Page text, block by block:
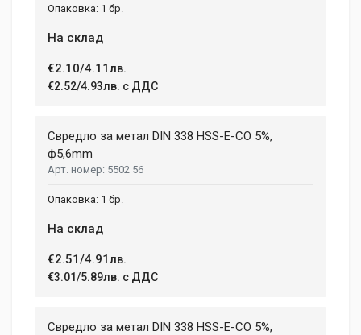
1 бр.
На склад
€2.10/4.11лв.
€2.52/4.93лв. с ДДС
Свредло за метал DIN 338 HSS-E-CO 5%,
ф5,6mm
5502 56
1 бр.
На склад
€2.51/4.91лв.
€3.01/5.89лв. с ДДС
Свредло за метал DIN 338 HSS-E-CO 5%,